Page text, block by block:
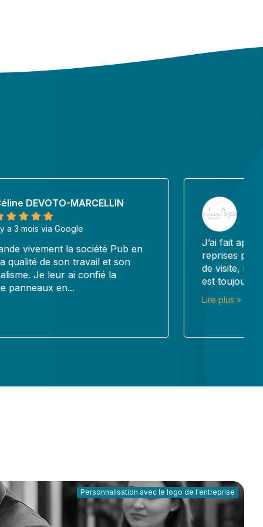
Laurence ARNAUD
J’ai fait appel à Pub en Seri à plusieurs
reprises pour des missions différentes (cartes
de visite, marquage voiture, …) et le résultat
est toujours...
Personnalisation avec le logo de l'entreprise